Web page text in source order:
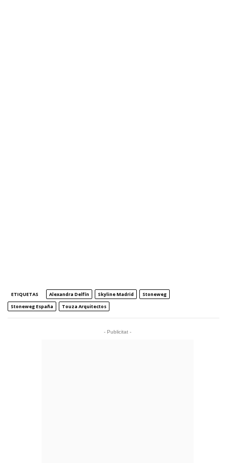
ETIQUETAS Alexandra Delfín Skyline Madrid
Stoneweg
Stoneweg España
Touza Arquitectos
- Publicitat -